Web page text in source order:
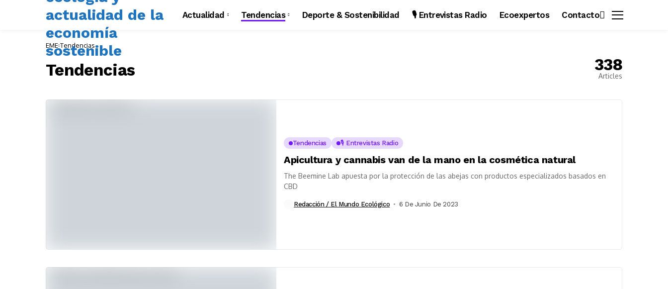
Actualidad Tendencias Deporte & Sostenibilidad 🎙️ Entrevistas Radio Ecoexpertos Contacto
EME Tendencias
Tendencias 338
Articles
Tendencias 🎙️ Entrevistas Radio
Apicultura y cannabis van de la mano en la cosmética natural
The Beemine Lab apuesta por la protección de las abejas con productos especializados basados en
CBD
Redacción / El Mundo Ecológico 6 De Junio De 2023